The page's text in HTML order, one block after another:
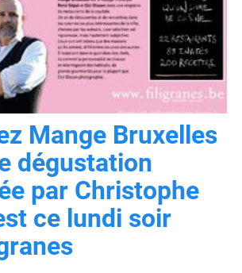
Mange Bruxelles
dégustation
par Christophe
ce lundi soir